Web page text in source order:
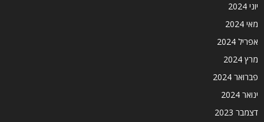
יוני 2024
מאי 2024
אפריל 2024
מרץ 2024
פברואר 2024
ינואר 2024
דצמבר 2023